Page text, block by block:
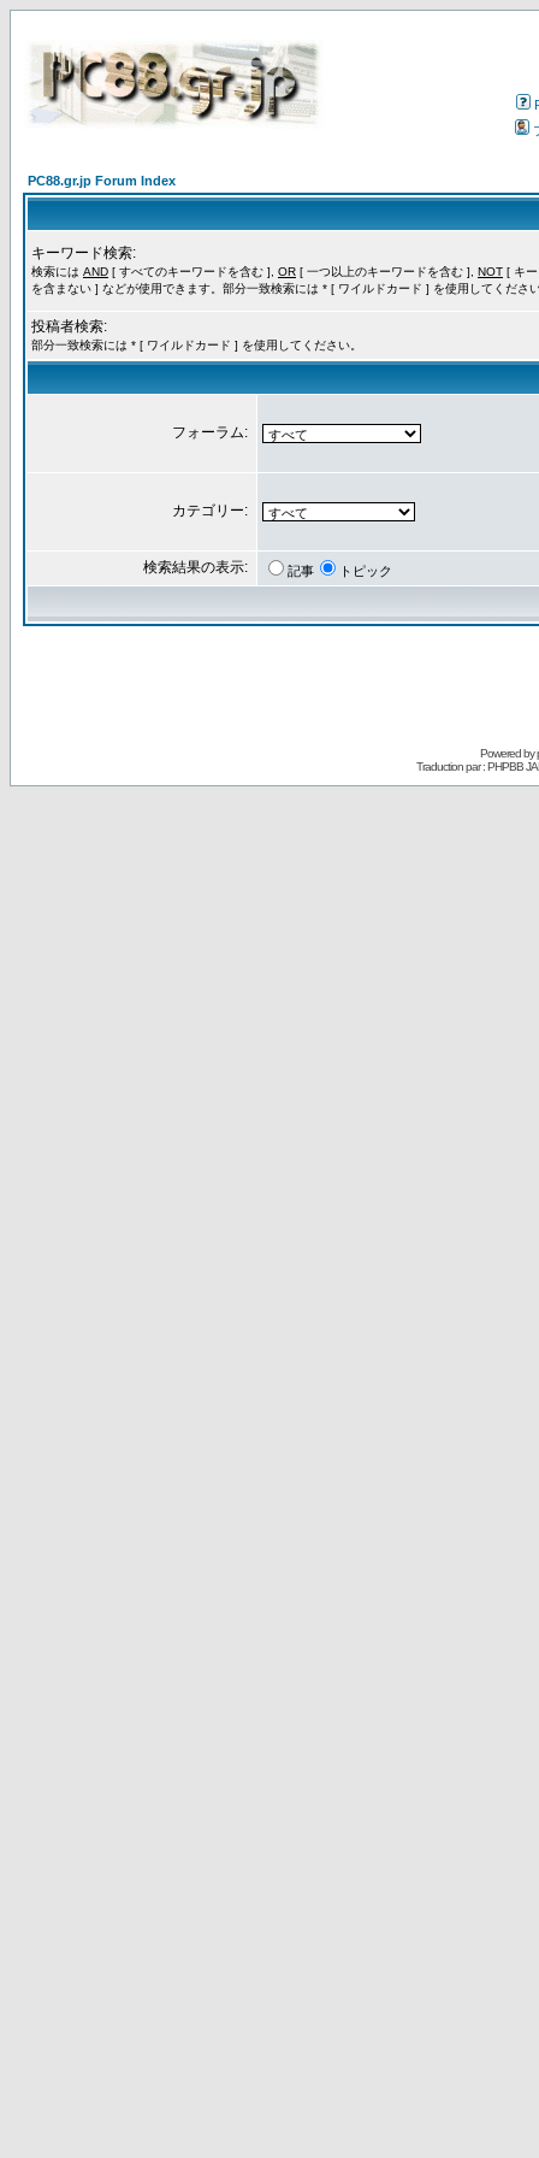
PC88.gr.jp Forum Index
キーワード検索:
検索には AND [ すべてのキーワードを含む ], OR [ 一つ以上のキーワードを含む ], NOT [ キ
を含まない ] などが使用できます。部分一致検索には * [ ワイルドカード ] を使用してくださ
投稿者検索:
部分一致検索には * [ ワイルドカード ] を使用してください。
フォーラム:
カテゴリー:
検索結果の表示: 記事 トピック
Powered by
Traduction par : PHPBB